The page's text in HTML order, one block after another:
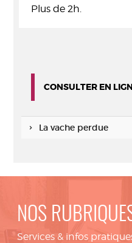
Plus de 2h.
CONSULTER EN
La vache perdue
NOS
Services & infos